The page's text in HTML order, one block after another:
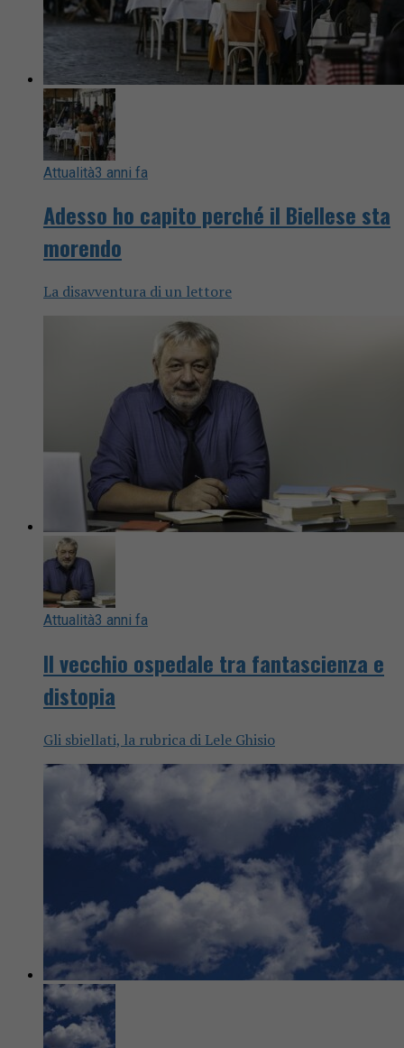
Attualità3 anni fa
Adesso ho capito perché il Biellese sta
morendo
La disavventura di un lettore
Attualità3 anni fa
Il vecchio ospedale tra fantascienza e
distopia
Gli sbiellati, la rubrica di Lele Ghisio